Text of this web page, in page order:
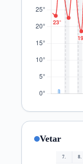
Vetar
7. 8.